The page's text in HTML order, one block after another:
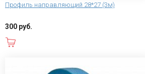
Профиль направляющий 28*27 (3м)
300 руб.